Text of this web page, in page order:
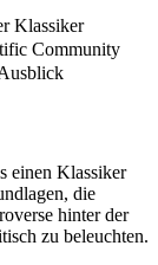
Klassiker
Community
einen Klassiker
die
hinter der
zu beleuchten.